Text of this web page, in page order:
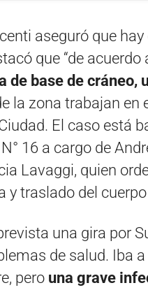
aseguró que
que “de acuerdo
de base de cráneo,
la zona trabajan en
El caso está
16 a cargo de
Lavaggi, quien
y traslado del
una gira por
de salud. Iba
pero una grave